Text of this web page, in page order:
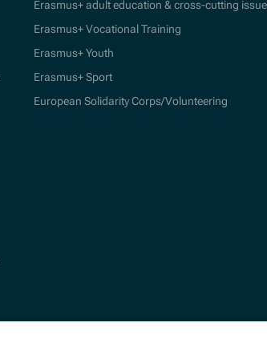
Erasmus+ adult education & cross-cutting
Erasmus+ Vocational Training
Erasmus+ Youth
Erasmus+ Sport
European Solidarity Corps/Volunteering